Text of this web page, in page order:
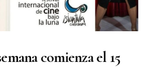
comienza el 15